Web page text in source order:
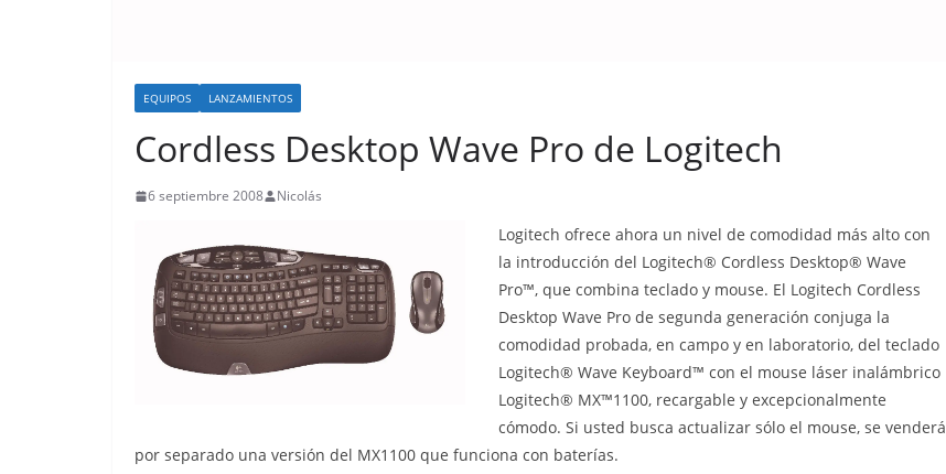
EQUIPOS LANZAMIENTOS
Cordless Desktop Wave Pro de Logitech
6 septiembre 2008 Nicolás
Logitech ofrece ahora un nivel de comodidad más alto con
la introducción del Logitech® Cordless Desktop® Wave
Pro™, que combina teclado y mouse. El Logitech Cordless
Desktop Wave Pro de segunda generación conjuga la
comodidad probada, en campo y en laboratorio, del teclado
Logitech® Wave Keyboard™ con el mouse láser inalámbrico
Logitech® MX™1100, recargable y excepcionalmente
cómodo. Si usted busca actualizar sólo el mouse, se venderá
por separado una versión del MX1100 que funciona con baterías.